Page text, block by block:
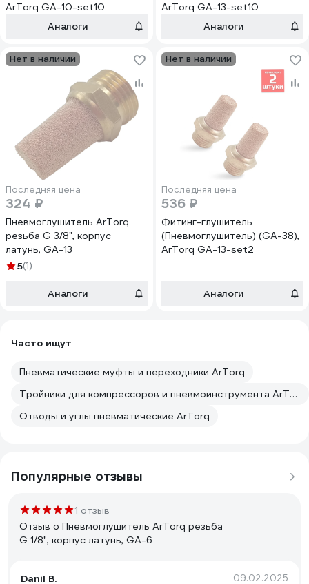
ArTorq GA-10-set10
Аналоги
ArTorq GA-13-set10
Аналоги
Нет в наличии
Последняя цена
324 ₽
Пневмоглушитель ArTorq
резьба G 3/8", корпус
латунь, GA-13
5(1)
Аналоги
Нет в наличии
Последняя цена
536 ₽
Фитинг-глушитель
(Пневмоглушитель) (GA-38),
ArTorq GA-13-set2
Аналоги
Часто ищут
Пневматические муфты и переходники ArTorq
Тройники для компрессоров и пневмоинструмента ArTorq
Отводы и углы пневматические ArTorq
Популярные отзывы
1 отзыв
Отзыв о Пневмоглушитель ArTorq резьба
G 1/8", корпус латунь, GA-6
Danil B. 09.02.2025